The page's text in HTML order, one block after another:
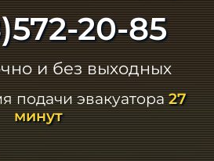
20-85
и без выходных
подачи эвакуатора27
минут